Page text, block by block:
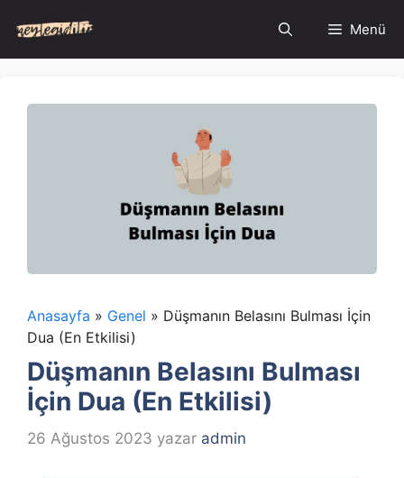
atla
Menü
Anasayfa » Genel » Düşmanın Belasını Bulması İçin
Dua (En Etkilisi)
Düşmanın Belasını Bulması
İçin Dua (En Etkilisi)
26 Ağustos 2023 yazar admin